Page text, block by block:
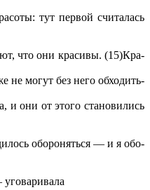
тут пер­вой счи­та­лась
что они кра­си­вы. (15)Кра­
не могут без него об­хо­дить­
и они от этого ста­но­ви­лись
обо­ро­нять­ся — и я обо­